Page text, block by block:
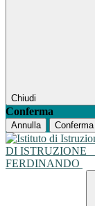
Chiudi
Conferma
Annulla Conferma
DI ISTRUZIONE
FERDINANDO